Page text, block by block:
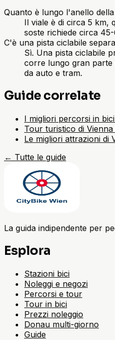
Quanto è lungo l'anello
Il viale è di circa 5 km,
soste richiede circa
C'è una pista ciclabile
Sì. Una pista ciclabile
corre lungo gran parte
da auto e tram.
Guide correlate
I migliori percorsi in
Tour turistico di
Le migliori attrazioni di
← Tutte le guide
La guida indipendente per
Esplora
Stazioni bici
Noleggi e negozi
Percorsi e tour
Tour in bici
Prezzi noleggio
Donau multi-giorno
Guide